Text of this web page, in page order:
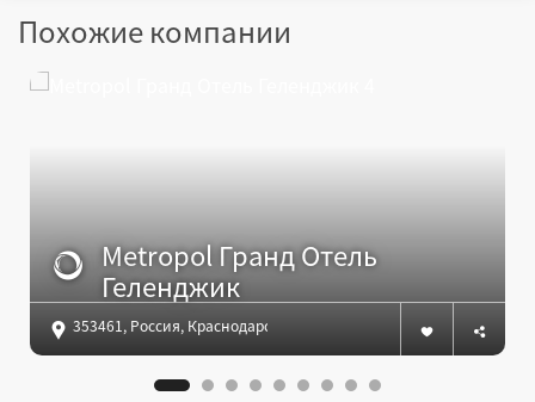
Похожие компании
Metropol Гранд Отель
Геленджик
353461, Россия, Краснодарский край, г.Геленджик, ул.